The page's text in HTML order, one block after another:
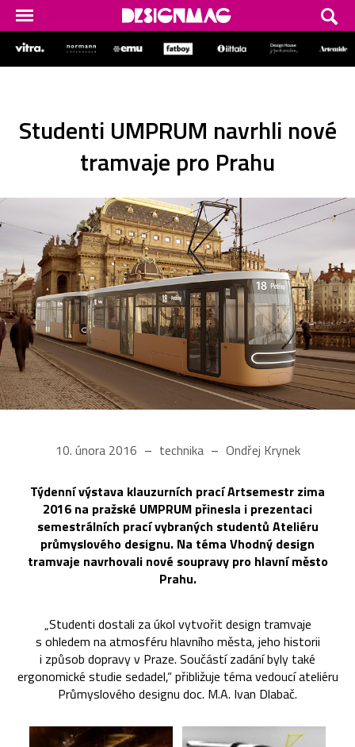
Studenti UMPRUM navrhli nové
tramvaje pro Prahu
10. února 2016 technika Ondřej Krynek
Týdenní výstava klauzurních prací Artsemestr zima
2016 na pražské UMPRUM přinesla i prezentaci
semestrálních prací vybraných studentů Ateliéru
průmyslového designu. Na téma Vhodný design
tramvaje navrhovali nové soupravy pro hlavní město
Prahu.
„Studenti dostali za úkol vytvořit design tramvaje
s ohledem na atmosféru hlavního města, jeho historii
i způsob dopravy v Praze. Součástí zadání byly také
ergonomické studie sedadel,“ přibližuje téma vedoucí ateliéru
Průmyslového designu doc. M.A. Ivan Dlabač.